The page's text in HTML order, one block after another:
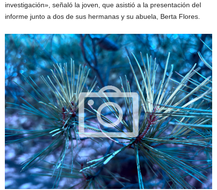
investigación», señaló la joven, que asistió a la presentación del
informe junto a dos de sus hermanas y su abuela, Berta Flores.